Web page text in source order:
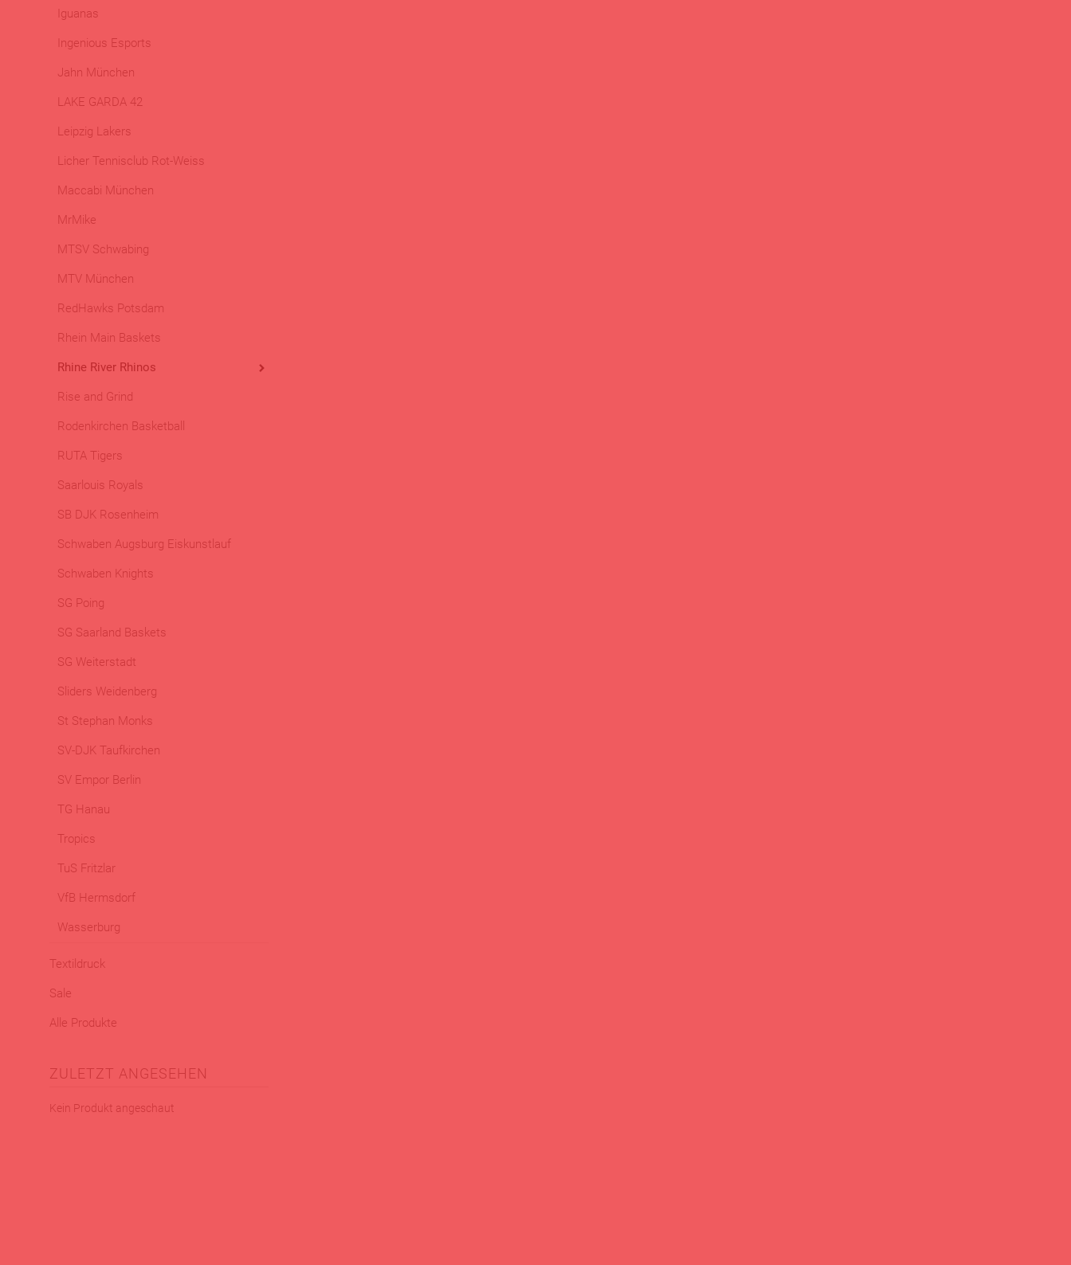
Iguanas
Ingenious Esports
Jahn München
LAKE GARDA 42
Leipzig Lakers
Licher Tennisclub Rot-Weiss
Maccabi München
MrMike
MTSV Schwabing
MTV München
RedHawks Potsdam
Rhein Main Baskets
Rhine River Rhinos
Rise and Grind
Rodenkirchen Basketball
RUTA Tigers
Saarlouis Royals
SB DJK Rosenheim
Schwaben Augsburg Eiskunstlauf
Schwaben Knights
SG Poing
SG Saarland Baskets
SG Weiterstadt
Sliders Weidenberg
St Stephan Monks
SV-DJK Taufkirchen
SV Empor Berlin
TG Hanau
Tropics
TuS Fritzlar
VfB Hermsdorf
Wasserburg
Textildruck
Sale
Alle Produkte
ZULETZT ANGESEHEN
Kein Produkt angeschaut